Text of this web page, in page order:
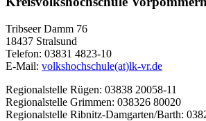
Tribseer Damm 76
18437 Stralsund
Telefon: 03831 4823-10
E-Mail: volkshochschule(at)lk-vr.de
Regionalstelle Rügen: 03838 20058-11
Regionalstelle Grimmen: 038326 80020
Regionalstelle Ribnitz-Damgarten/Barth: